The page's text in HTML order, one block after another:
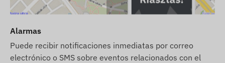
Alarmas
Puede recibir notificaciones inmediatas por correo
electrónico o SMS sobre eventos relacionados con el